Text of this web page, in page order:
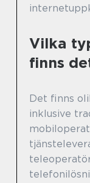
Vilka
finns
Det finns
inklusive